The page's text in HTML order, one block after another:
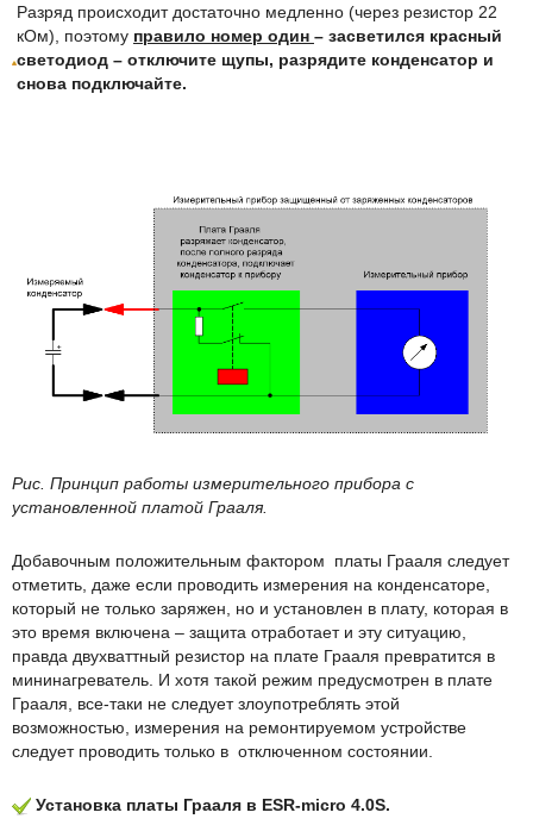
Разряд происходит достаточно медленно (через резистор 22
кОм), поэтому правило номер один – засветился красный
светодиод – отключите щупы, разрядите конденсатор и
снова подключайте.
Рис. Принцип работы измерительного прибора с
установленной платой Грааля.
Добавочным положительным фактором платы Грааля следует
отметить, даже если проводить измерения на конденсаторе,
который не только заряжен, но и установлен в плату, которая в
это время включена – защита отработает и эту ситуацию,
правда двухваттный резистор на плате Грааля превратится в
мининагреватель. И хотя такой режим предусмотрен в плате
Грааля, все-таки не следует злоупотреблять этой
возможностью, измерения на ремонтируемом устройстве
следует проводить только в отключенном состоянии.
Установка платы Грааля в ESR-micro 4.0S.